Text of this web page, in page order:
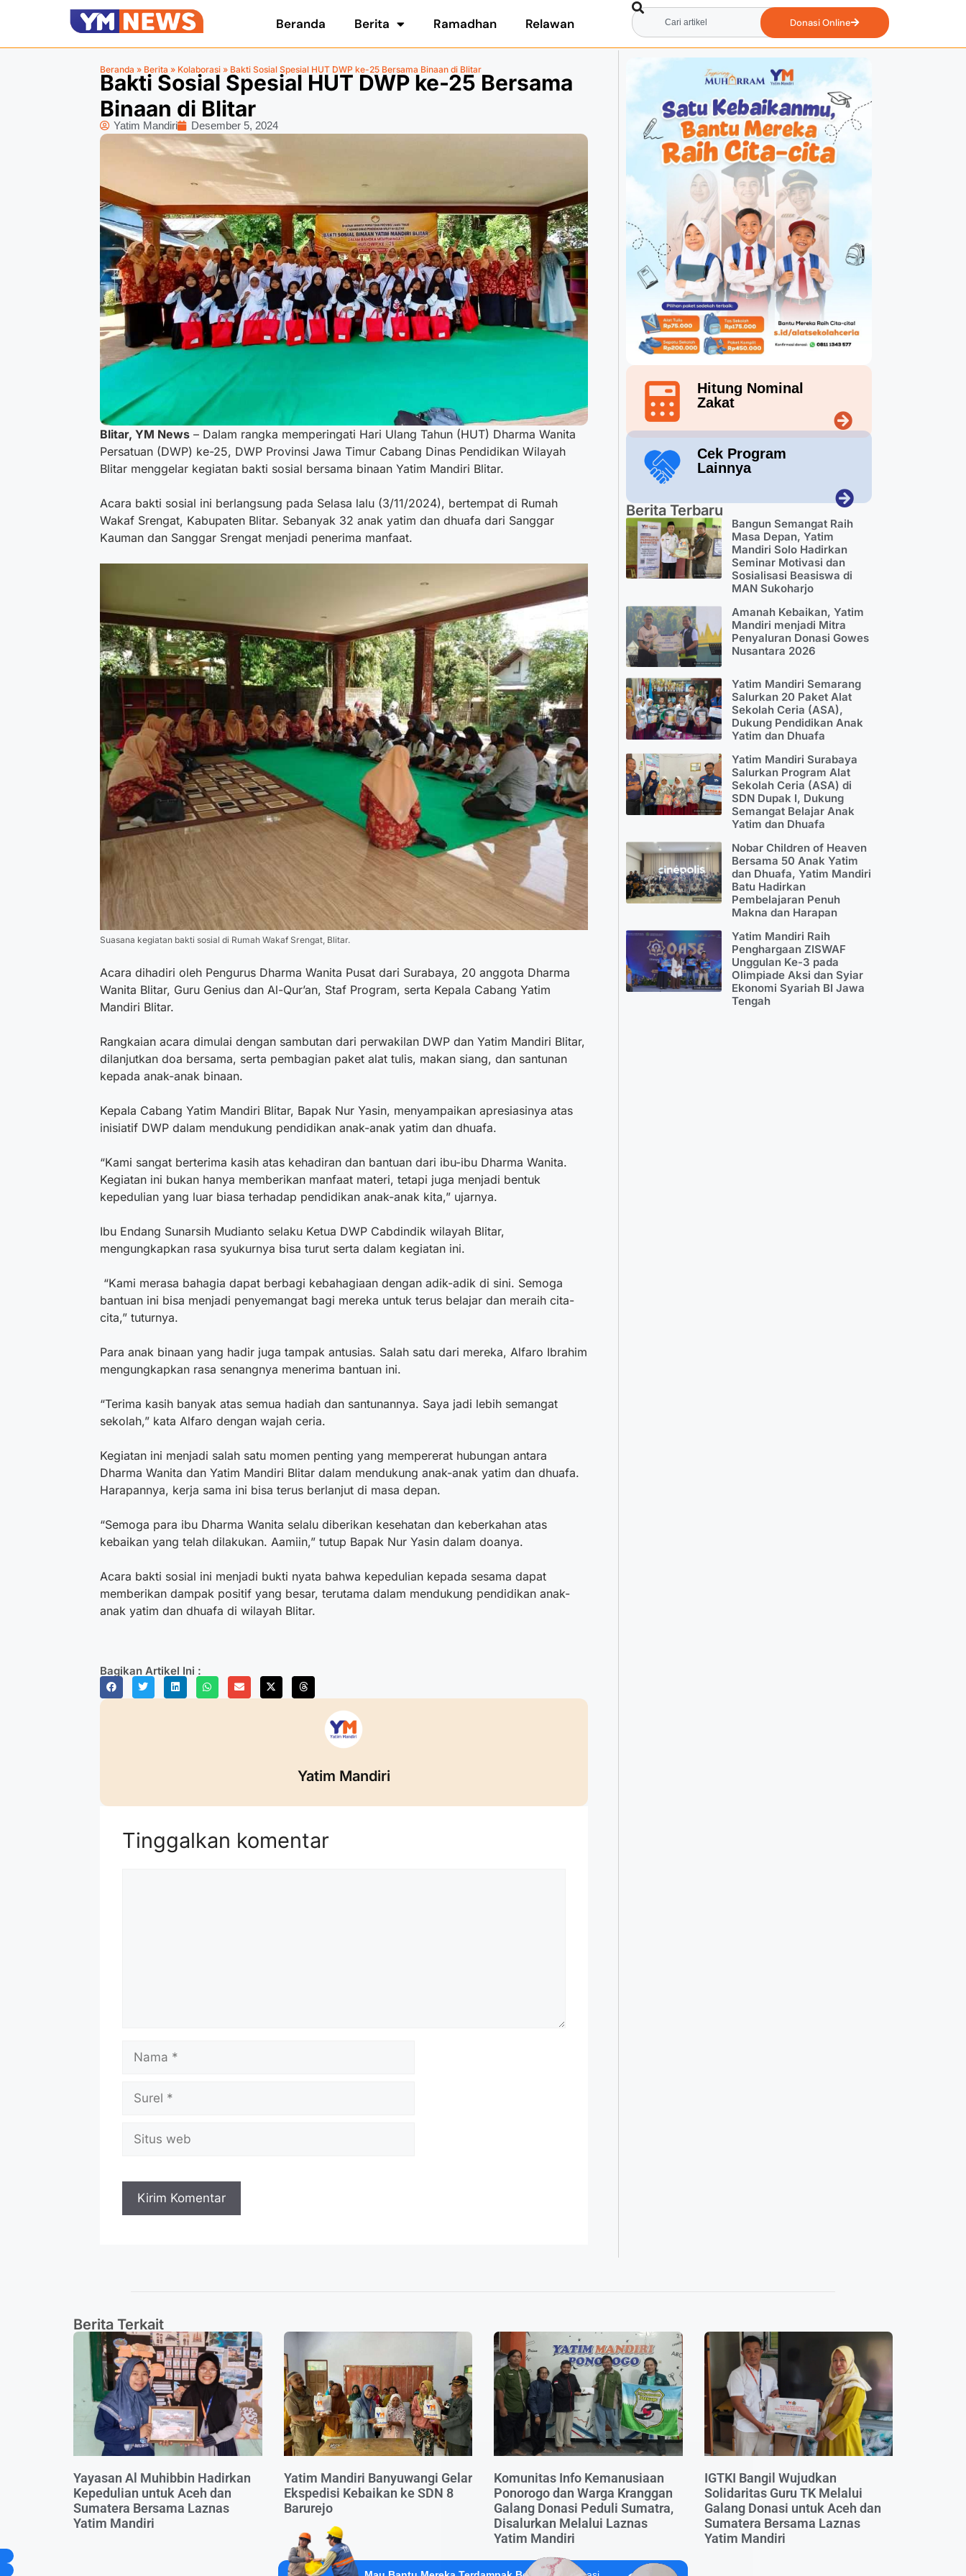
Beranda Berita Ramadhan Relawan Donasi Online
Beranda » Berita » Kolaborasi » Bakti Sosial Spesial HUT DWP ke-25 Bersama Binaan di Blitar
Bakti Sosial Spesial HUT DWP ke-25 Bersama
Binaan di Blitar
Yatim Mandiri Desember 5, 2024
Blitar, YM News – Dalam rangka memperingati Hari Ulang Tahun (HUT) Dharma Wanita
Persatuan (DWP) ke-25, DWP Provinsi Jawa Timur Cabang Dinas Pendidikan Wilayah
Blitar menggelar kegiatan bakti sosial bersama binaan Yatim Mandiri Blitar.
Acara bakti sosial ini berlangsung pada Selasa lalu (3/11/2024), bertempat di Rumah
Wakaf Srengat, Kabupaten Blitar. Sebanyak 32 anak yatim dan dhuafa dari Sanggar
Kauman dan Sanggar Srengat menjadi penerima manfaat.
Suasana kegiatan bakti sosial di Rumah Wakaf Srengat, Blitar.
Acara dihadiri oleh Pengurus Dharma Wanita Pusat dari Surabaya, 20 anggota Dharma
Wanita Blitar, Guru Genius dan Al-Qur’an, Staf Program, serta Kepala Cabang Yatim
Mandiri Blitar.
Rangkaian acara dimulai dengan sambutan dari perwakilan DWP dan Yatim Mandiri Blitar,
dilanjutkan doa bersama, serta pembagian paket alat tulis, makan siang, dan santunan
kepada anak-anak binaan.
Kepala Cabang Yatim Mandiri Blitar, Bapak Nur Yasin, menyampaikan apresiasinya atas
inisiatif DWP dalam mendukung pendidikan anak-anak yatim dan dhuafa.
“Kami sangat berterima kasih atas kehadiran dan bantuan dari ibu-ibu Dharma Wanita.
Kegiatan ini bukan hanya memberikan manfaat materi, tetapi juga menjadi bentuk
kepedulian yang luar biasa terhadap pendidikan anak-anak kita,” ujarnya.
Ibu Endang Sunarsih Mudianto selaku Ketua DWP Cabdindik wilayah Blitar,
mengungkapkan rasa syukurnya bisa turut serta dalam kegiatan ini.
“Kami merasa bahagia dapat berbagi kebahagiaan dengan adik-adik di sini. Semoga
bantuan ini bisa menjadi penyemangat bagi mereka untuk terus belajar dan meraih cita-
cita,” tuturnya.
Para anak binaan yang hadir juga tampak antusias. Salah satu dari mereka, Alfaro Ibrahim
mengungkapkan rasa senangnya menerima bantuan ini.
“Terima kasih banyak atas semua hadiah dan santunannya. Saya jadi lebih semangat
sekolah,” kata Alfaro dengan wajah ceria.
Kegiatan ini menjadi salah satu momen penting yang mempererat hubungan antara
Dharma Wanita dan Yatim Mandiri Blitar dalam mendukung anak-anak yatim dan dhuafa.
Harapannya, kerja sama ini bisa terus berlanjut di masa depan.
“Semoga para ibu Dharma Wanita selalu diberikan kesehatan dan keberkahan atas
kebaikan yang telah dilakukan. Aamiin,” tutup Bapak Nur Yasin dalam doanya.
Acara bakti sosial ini menjadi bukti nyata bahwa kepedulian kepada sesama dapat
memberikan dampak positif yang besar, terutama dalam mendukung pendidikan anak-
anak yatim dan dhuafa di wilayah Blitar.
Bagikan Artikel Ini :
Yatim Mandiri
Tinggalkan komentar
Hitung Nominal
Zakat
Cek Program
Lainnya
Berita Terbaru
Bangun Semangat Raih
Masa Depan, Yatim
Mandiri Solo Hadirkan
Seminar Motivasi dan
Sosialisasi Beasiswa di
MAN Sukoharjo
Amanah Kebaikan, Yatim
Mandiri menjadi Mitra
Penyaluran Donasi Gowes
Nusantara 2026
Yatim Mandiri Semarang
Salurkan 20 Paket Alat
Sekolah Ceria (ASA),
Dukung Pendidikan Anak
Yatim dan Dhuafa
Yatim Mandiri Surabaya
Salurkan Program Alat
Sekolah Ceria (ASA) di
SDN Dupak I, Dukung
Semangat Belajar Anak
Yatim dan Dhuafa
Nobar Children of Heaven
Bersama 50 Anak Yatim
dan Dhuafa, Yatim Mandiri
Batu Hadirkan
Pembelajaran Penuh
Makna dan Harapan
Yatim Mandiri Raih
Penghargaan ZISWAF
Unggulan Ke-3 pada
Olimpiade Aksi dan Syiar
Ekonomi Syariah BI Jawa
Tengah
Berita Terkait
Yayasan Al Muhibbin Hadirkan
Kepedulian untuk Aceh dan
Sumatera Bersama Laznas
Yatim Mandiri
Yatim Mandiri Banyuwangi Gelar
Ekspedisi Kebaikan ke SDN 8
Barurejo
Komunitas Info Kemanusiaan
Ponorogo dan Warga Kranggan
Galang Donasi Peduli Sumatra,
Disalurkan Melalui Laznas
Yatim Mandiri
IGTKI Bangil Wujudkan
Solidaritas Guru TK Melalui
Galang Donasi untuk Aceh dan
Sumatera Bersama Laznas
Yatim Mandiri